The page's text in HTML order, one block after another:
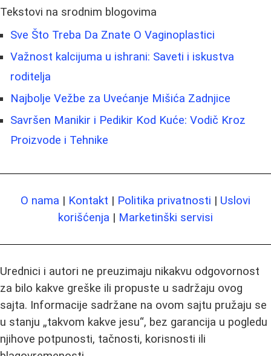
Tekstovi na srodnim blogovima
Sve Što Treba Da Znate O Vaginoplastici
Važnost kalcijuma u ishrani: Saveti i iskustva
roditelja
Najbolje Vežbe za Uvećanje Mišića Zadnjice
Savršen Manikir i Pedikir Kod Kuće: Vodič Kroz
Proizvode i Tehnike
O nama | Kontakt | Politika privatnosti | Uslovi
korišćenja | Marketinški servisi
Urednici i autori ne preuzimaju nikakvu odgovornost
za bilo kakve greške ili propuste u sadržaju ovog
sajta. Informacije sadržane na ovom sajtu pružaju se
u stanju „takvom kakve jesu“, bez garancija u pogledu
njihove potpunosti, tačnosti, korisnosti ili